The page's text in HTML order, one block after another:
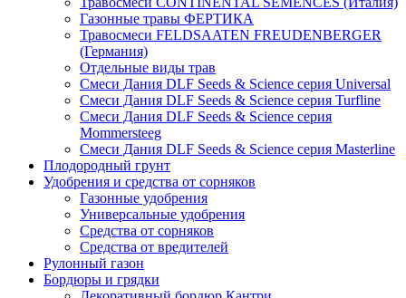
Газонные травы ФЕРТИКА
Травосмеси FELDSAATEN FREUDENBERGER
(Германия)
Отдельные виды трав
Смеси Дания DLF Seeds & Sciеnce серия Universal
Смеси Дания DLF Seeds & Sciеnce серия Turfline
Смеси Дания DLF Seeds & Sciеnce серия
Mommersteeg
Смеси Дания DLF Seeds & Sciеnce серия Masterline
Плодородный грунт
Удобрения и средства от сорняков
Газонные удобрения
Универсальные удобрения
Средства от сорняков
Средства от вредителей
Рулонный газон
Бордюры и грядки